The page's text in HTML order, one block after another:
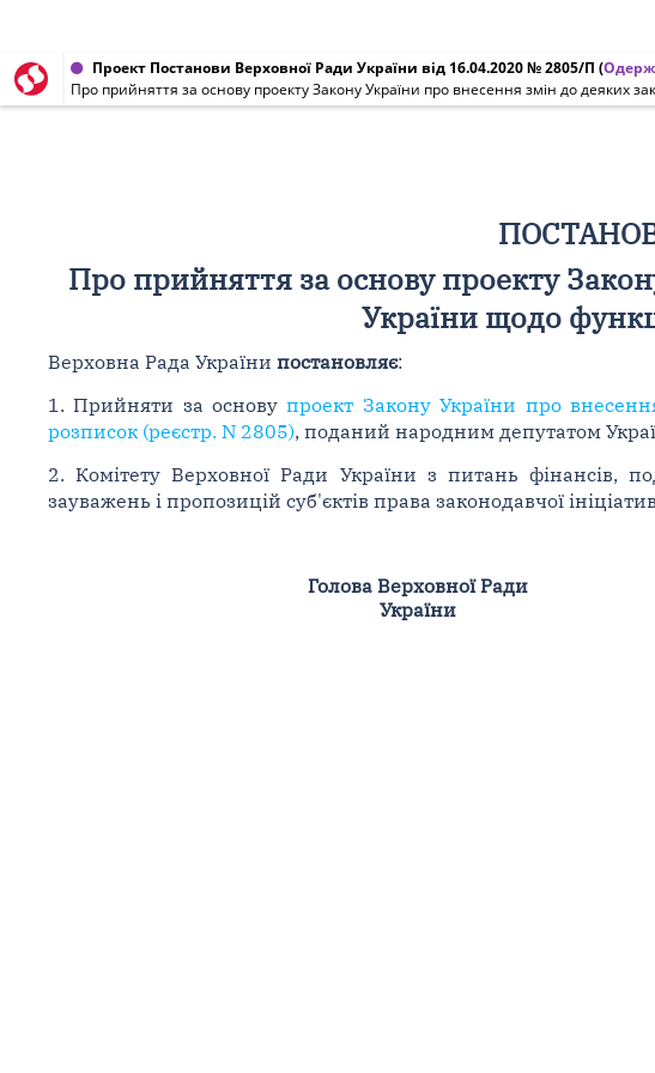
Проект Постанови Верховної Ради України від 16.04.2020 № 2805/П (
Про прийняття за основу проекту Закону України про внесення змін до деяких